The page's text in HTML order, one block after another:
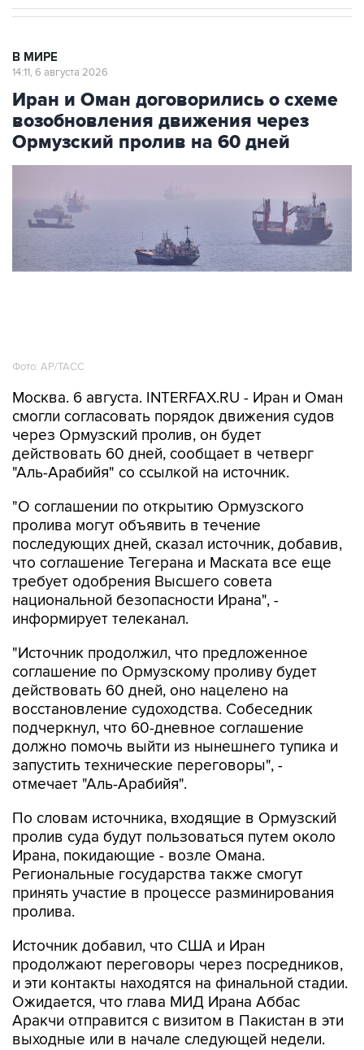
В МИРЕ
14:11, 6 августа 2026
Иран и Оман договорились о схеме
возобновления движения через
Ормузский пролив на 60 дней
Фото: AP/ТАСС
Москва. 6 августа. INTERFAX.RU - Иран и Оман
смогли согласовать порядок движения судов
через Ормузский пролив, он будет
действовать 60 дней, сообщает в четверг
"Аль-Арабийя" со ссылкой на источник.
"О соглашении по открытию Ормузского
пролива могут объявить в течение
последующих дней, сказал источник, добавив,
что соглашение Тегерана и Маската все еще
требует одобрения Высшего совета
национальной безопасности Ирана", -
информирует телеканал.
"Источник продолжил, что предложенное
соглашение по Ормузскому проливу будет
действовать 60 дней, оно нацелено на
восстановление судоходства. Собеседник
подчеркнул, что 60-дневное соглашение
должно помочь выйти из нынешнего тупика и
запустить технические переговоры", -
отмечает "Аль-Арабийя".
По словам источника, входящие в Ормузский
пролив суда будут пользоваться путем около
Ирана, покидающие - возле Омана.
Региональные государства также смогут
принять участие в процессе разминирования
пролива.
Источник добавил, что США и Иран
продолжают переговоры через посредников,
и эти контакты находятся на финальной стадии.
Ожидается, что глава МИД Ирана Аббас
Аракчи отправится с визитом в Пакистан в эти
выходные или в начале следующей недели.